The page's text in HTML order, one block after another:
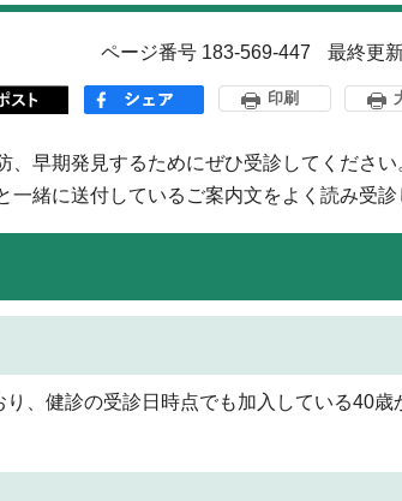
ページ番号 183-569-447 最終更
印刷
早期発見するためにぜひ受診してください
緒に送付しているご案内文をよく読み受診
、健診の受診日時点でも加入している40歳